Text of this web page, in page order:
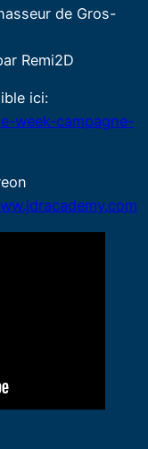
de Gros-
Remi2D
ici:
week-campagne-